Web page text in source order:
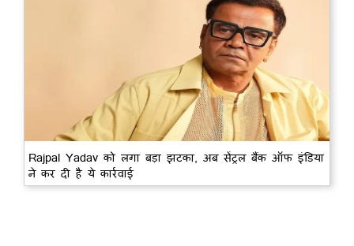
Rajpal Yadav को लगा बड़ा झटका, अब सेंट्रल बैंक ऑफ इंडिया
ने कर दी है ये कार्रवाई